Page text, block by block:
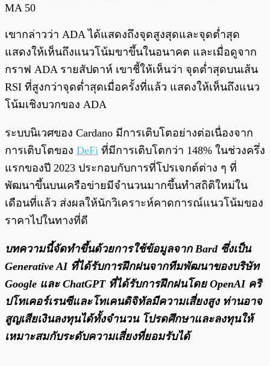
MA 50
เขากล่าวว่า ADA ได้แสดงถึงจุดสูงสุดและจุดต่ำสุด
แสดงให้เห็นถึงแนวโน้มขาขึ้นในอนาคต และเมื่อดูจาก
กราฟ ADA รายสัปดาห์ เขาชี้ให้เห็นว่า จุดต่ำสุดบนเส้น
RSI ที่สูงกว่าจุดต่ำสุดเมื่อครั้งที่แล้ว แสดงให้เห็นถึงแนว
โน้มเชิงบวกของ ADA
ระบบนิเวศของ Cardano มีการเติบโตอย่างต่อเนื่องจาก
การเติบโตของ DeFi ที่มีการเติบโตกว่า 148% ในช่วงครึ่ง
แรกของปี 2023 ประกอบกับการที่โปรเจกต์ต่าง ๆ ที่
พัฒนาขึ้นบนเครือข่ายมีจำนวนมากขึ้นทำสถิติใหม่ใน
เดือนที่แล้ว ส่งผลให้นักวิเคราะห์คาดการณ์แนวโน้มของ
ราคาไปในทางที่ดี
บทความนี้จัดทำขึ้นด้วยการใช้ข้อมูลจาก Bard ซึ่งเป็น
Generative AI ที่ได้รับการฝึกฝนจากทีมพัฒนาของบริษัท
Google และ ChatGPT ที่ได้รับการฝึกฝนโดย OpenAI คริ
ปโทเคอร์เรนซีและโทเคนดิจิทัลมีความเสี่ยงสูง ท่านอาจ
สูญเสียเงินลงทุนได้ทั้งจํานวน โปรดศึกษาและลงทุนให้
เหมาะสมกับระดับความเสี่ยงที่ยอมรับได้